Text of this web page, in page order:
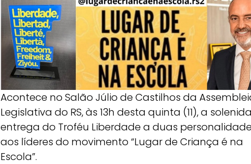
Acontece no Salão Júlio de Castilhos da
Legislativa do RS, às 13h desta quinta (11), a
entrega do Troféu Liberdade a duas
aos líderes do movimento “Lugar de Criança é na
Escola”.